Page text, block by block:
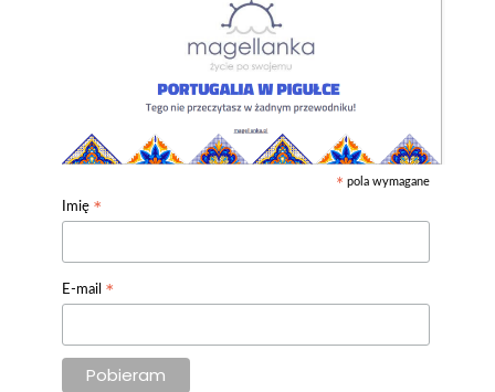
* pola wymagane
Imię *
E-mail *